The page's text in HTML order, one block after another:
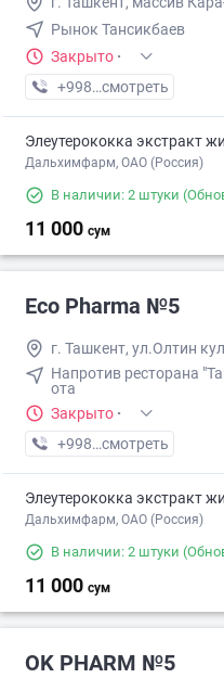
Рынок Тансикбаев
Закрыто ·
+998 (99) XXX-XX-XX
смотреть
Элеутерококка экстракт
Дальхимфарм, ОАО (Россия)
В наличии: 2 штуки
11 000 сум
Eco Pharma №5
г. Ташкент, ул.Олтин
Напротив ресторана
ота
Закрыто ·
+998 (55) XXX-XX-XX
смотреть
Элеутерококка экстракт
Дальхимфарм, ОАО (Россия)
В наличии: 2 штуки
11 000 сум
OK PHARM №5